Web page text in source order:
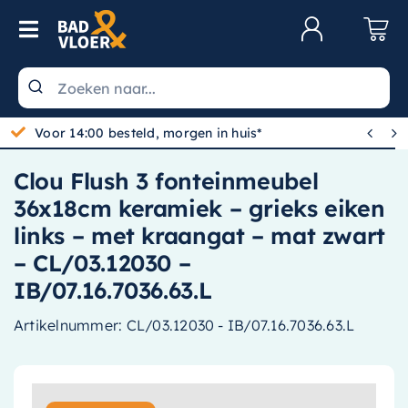
Skip to content
Toggle Navigation
Wastafels
Toiletten
Spiegels
Kranen
Douche
Badkamermeubels
Gratis bezorgd vanaf 100,-
 
Clou Flush 3 fonteinmeubel
36x18cm keramiek – grieks eiken
links – met kraangat – mat zwart
– CL/03.12030 –
IB/07.16.7036.63.L
Artikelnummer: CL/03.12030 - IB/07.16.7036.63.L